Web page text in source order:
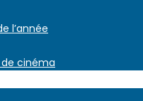
l’année
cinéma